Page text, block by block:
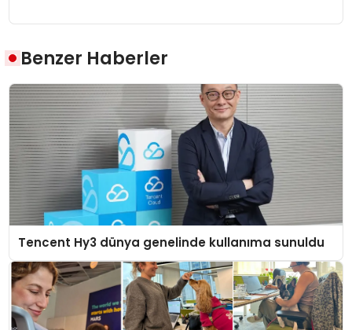
Benzer Haberler
Tencent Hy3 dünya genelinde kullanıma sunuldu